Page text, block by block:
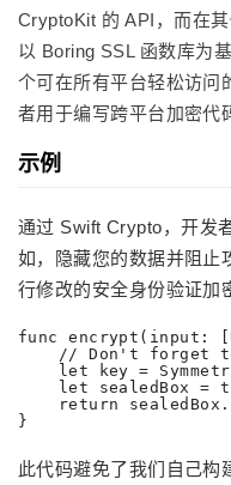
CryptoKit 的 API，而在
以 Boring SSL 函数库为
个可在所有平台轻松访问
者用于编写跨平台加密代
示例
通过 Swift Crypto，开发
如，隐藏您的数据并阻止
行修改的安全身份验证加
func encrypt(input:
// Don't forget
let key =
let sealedBox =
return
}
此代码避免了我们自己构